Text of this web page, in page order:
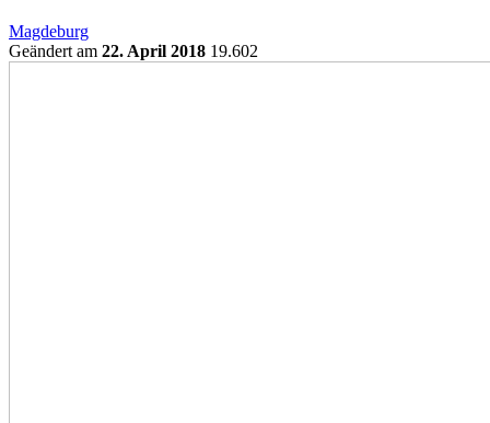
Magdeburg
Geändert am 22. April 2018 19.602